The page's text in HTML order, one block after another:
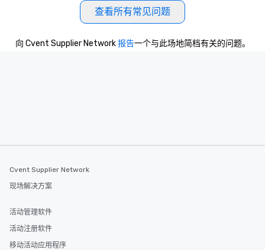
查看所有常见问题
向 Cvent Supplier Network报告一个与此场地简档有关的问题。
Cvent Supplier Network
现场解决方案
活动管理软件
活动注册软件
移动活动应用程序